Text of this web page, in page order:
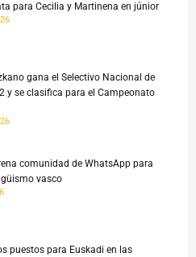
para Cecilia y Martinena en júnior
gana el Selectivo Nacional de
y se clasifica para el Campeonato
comunidad de WhatsApp para
vasco
puestos para Euskadi en las